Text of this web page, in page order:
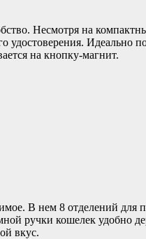
Несмотря на
удостоверения.
на кнопку-магнит.
В нем 8 отделений
ручки кошелек удобно
вкус.